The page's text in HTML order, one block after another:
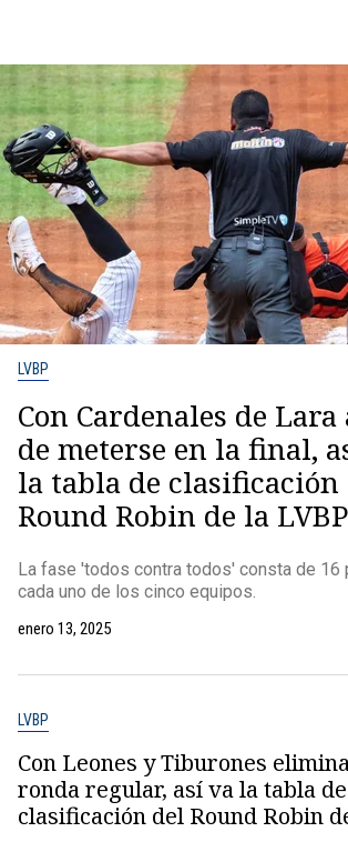
LVBP
Con Cardenales de
de meterse en la final,
la tabla de clasificación
Round Robin de la LVBP
La fase 'todos contra todos' consta de 16
cada uno de los cinco equipos.
enero 13, 2025
LVBP
Con Leones y Tiburones
ronda regular, así va la tabla de
clasificación del Round Robin